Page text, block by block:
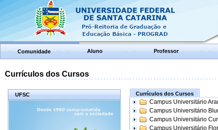
Comunidade Aluno Professor
Currículos dos Cursos
UFSC Currículos dos Cursos
Campus Universitário
Campus Universitário
Campus Universitário
Campus Universitário